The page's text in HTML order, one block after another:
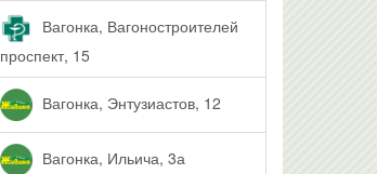
Вагонка, Вагоностроителей
проспект, 15
Вагонка, Энтузиастов, 12
Вагонка, Ильича, 3а